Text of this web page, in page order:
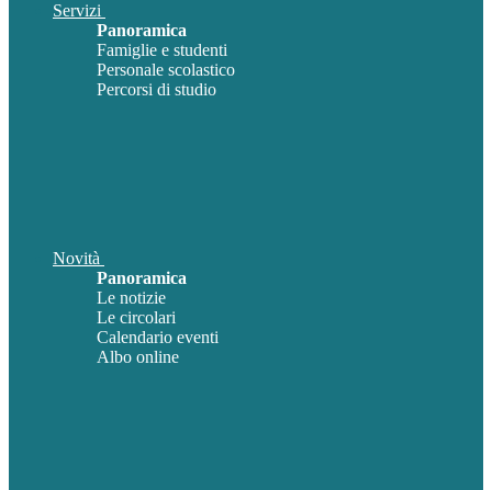
Servizi
Panoramica
Famiglie e studenti
Personale scolastico
Percorsi di studio
Novità
Panoramica
Le notizie
Le circolari
Calendario eventi
Albo online